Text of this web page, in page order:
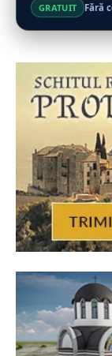
GRATUIT Fără